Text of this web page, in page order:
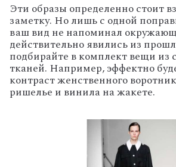
Эти образы определенно стоит
заметку. Но лишь с одной
ваш вид не напоминал
действительно явились из
подбирайте в комплект вещи из
тканей. Например, эффектно
контраст женственного
ришелье и винила на жакете.